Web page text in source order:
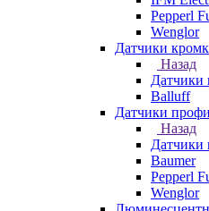
Pepperl
Wenglor
Датчики
Назад
Balluff
Датчики
Назад
Датчики
Baumer
Pepperl
Wenglor